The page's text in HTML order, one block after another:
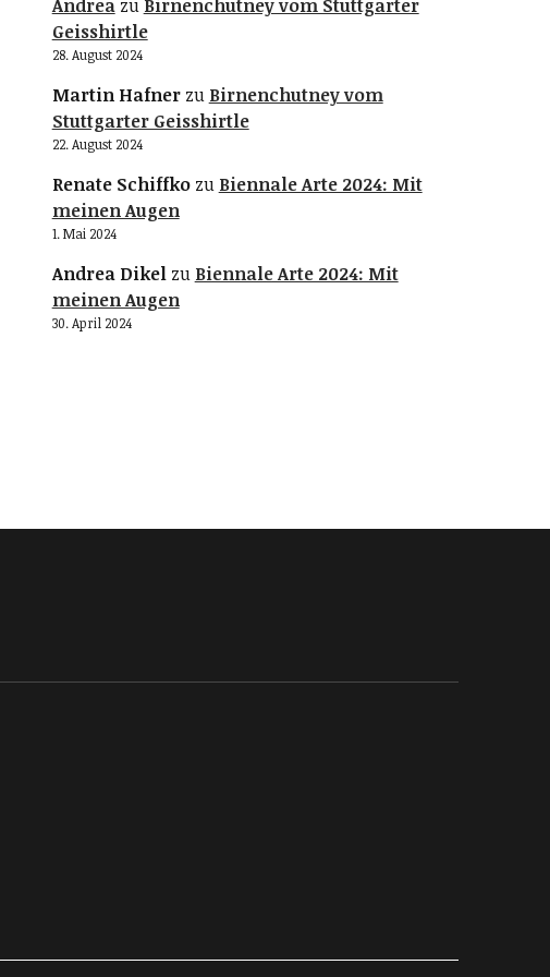
Andreazu Birnenchutney vom Stuttgarter
Geisshirtle
28. August 2024
Martin Hafnerzu Birnenchutney vom
Stuttgarter Geisshirtle
22. August 2024
Renate Schiffkozu Biennale Arte 2024: Mit
meinen Augen
1. Mai 2024
Andrea Dikelzu Biennale Arte 2024: Mit
meinen Augen
30. April 2024